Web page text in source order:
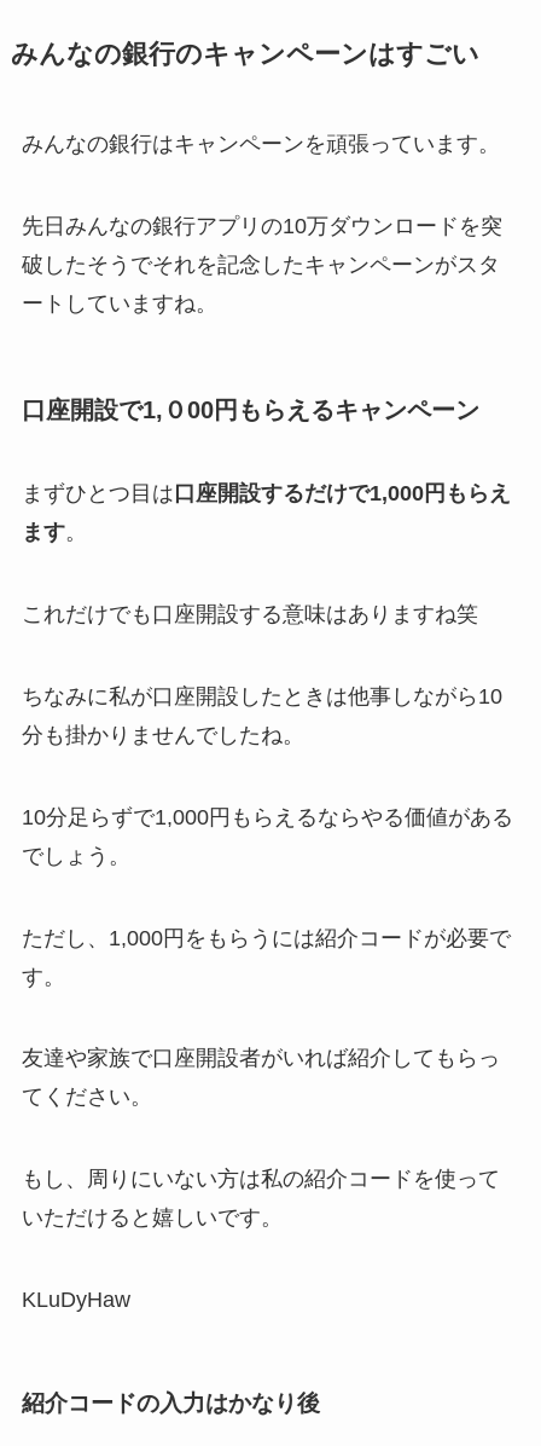
みんなの銀行のキャンペーンはすごい
みんなの銀行はキャンペーンを頑張っています。
先日みんなの銀行アプリの10万ダウンロードを突
破したそうでそれを記念したキャンペーンがスタ
ートしていますね。
口座開設で1,０00円もらえるキャンペーン
まずひとつ目は 口座開設するだけで1,000円もらえ
ます。
これだけでも口座開設する意味はありますね笑
ちなみに私が口座開設したときは他事しながら10
分も掛かりませんでしたね。
10分足らずで1,000円もらえるならやる価値がある
でしょう。
ただし、1,000円をもらうには紹介コードが必要で
す。
友達や家族で口座開設者がいれば紹介してもらっ
てください。
もし、周りにいない方は私の紹介コードを使って
いただけると嬉しいです。
KLuDyHaw
紹介コードの入力はかなり後